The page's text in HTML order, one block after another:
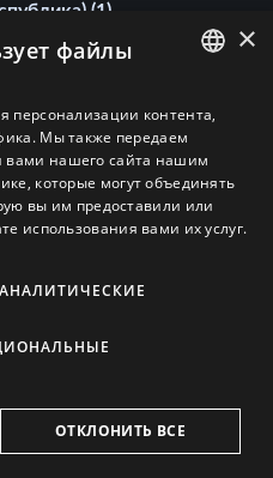
(1)
чтобы быть в курсе
исследований и
по всему миру.
ARABIC
PERSIAN
FRENCH
×
файлы
персонализации контента,
Мы также передаем
нашего сайта нашим
которые могут объединять
вы им предоставили или
использования вами их услуг.
АНАЛИТИЧЕСКИЕ
ОТКЛОНИТЬ ВСЕ